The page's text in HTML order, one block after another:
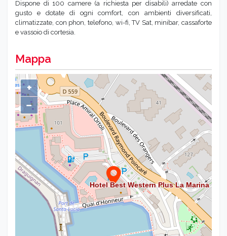
Dispone di 100 camere (a richiesta per disabili) arredate con
gusto e dotate di ogni comfort, con ambienti diversificati,
climatizzate, con phon, telefono, wi-fi, TV Sat, minibar, cassaforte
e vassoio di cortesia.
Mappa
+
−